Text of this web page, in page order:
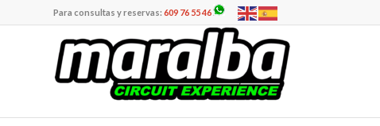
Para consultas y reservas: 609 76 55 46